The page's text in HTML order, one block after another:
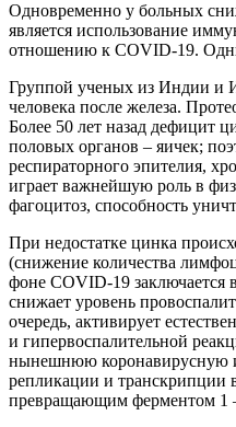
Одновременно у больных
является использование
отношению к COVID-19.
Группой ученых из Индии и
человека после железа.
Более 50 лет назад дефицит
половых органов – яичек;
респираторного эпителия,
играет важнейшую роль в
фагоцитоз, способность
При недостатке цинка
(снижение количества
фоне COVID-19 заключается
снижает уровень
очередь, активирует
и гипервоспалительной
нынешнюю коронавирусную
репликации и транскрипции
превращающим ферментом 1